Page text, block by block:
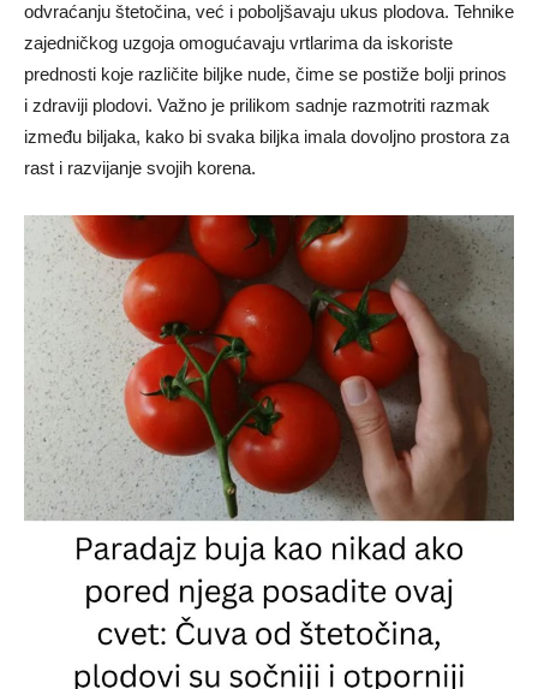
odvraćanju štetočina, već i poboljšavaju ukus plodova. Tehnike
zajedničkog uzgoja omogućavaju vrtlarima da iskoriste
prednosti koje različite biljke nude, čime se postiže bolji prinos
i zdraviji plodovi. Važno je prilikom sadnje razmotriti razmak
između biljaka, kako bi svaka biljka imala dovoljno prostora za
rast i razvijanje svojih korena.